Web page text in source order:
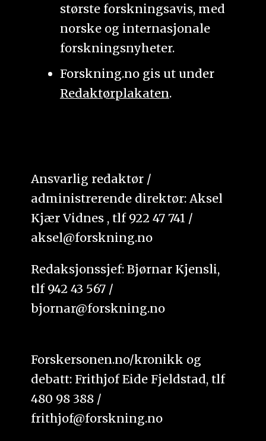
største forskningsavis, med
norske og internasjonale
forskningsnyheter.
Forskning.no gis ut under
Redaktørplakaten.
Ansvarlig redaktør /
administrerende direktør: Aksel
Kjær Vidnes , tlf 922 47 741 /
aksel@forskning.no
Redaksjonssjef: Bjørnar Kjensli,
tlf 942 43 567 /
bjornar@forskning.no
Forskersonen.no/kronikk og
debatt: Frithjof Eide Fjeldstad, tlf
480 98 388 /
frithjof@forskning.no